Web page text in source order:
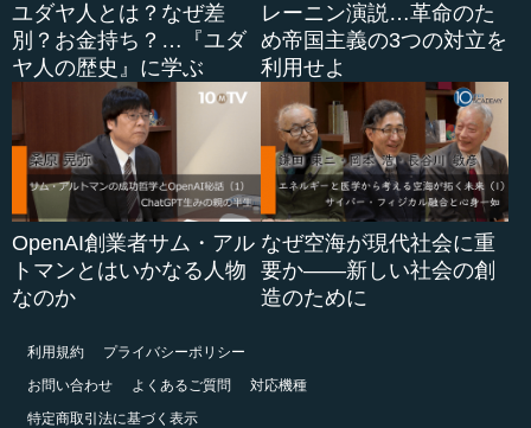
ユダヤ人とは？なぜ差
別？お金持ち？…『ユダ
ヤ人の歴史』に学ぶ
レーニン演説…革命のた
め帝国主義の3つの対立を
利用せよ
OpenAI創業者サム・アル
トマンとはいかなる人物
なのか
なぜ空海が現代社会に重
要か――新しい社会の創
造のために
利用規約
プライバシーポリシー
お問い合わせ
よくあるご質問
対応機種
特定商取引法に基づく表示